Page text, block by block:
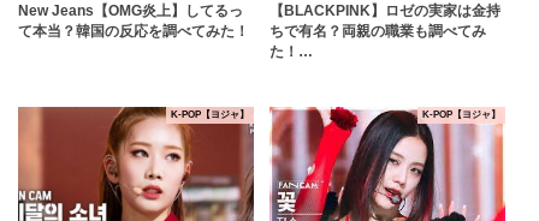
New Jeans【OMG炎上】してるっ
て本当？韓国の反応を調べてみた！
【BLACKPINK】ロゼの実家は金持
ちで有名？両親の職業も調べてみ
た！…
K-POP【ヨジャ】 K-POP【ヨジャ】